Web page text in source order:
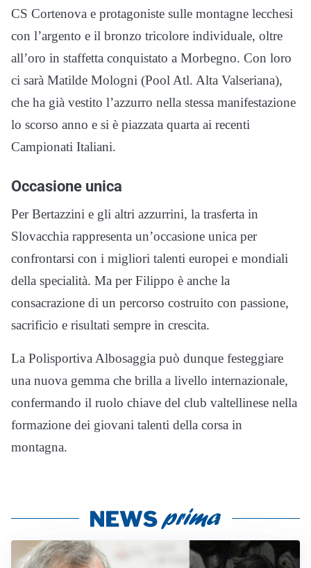
CS Cortenova e protagoniste sulle montagne lecchesi
con l’argento e il bronzo tricolore individuale, oltre
all’oro in staffetta conquistato a Morbegno. Con loro
ci sarà Matilde Mologni (Pool Atl. Alta Valseriana),
che ha già vestito l’azzurro nella stessa manifestazione
lo scorso anno e si è piazzata quarta ai recenti
Campionati Italiani.
Occasione unica
Per Bertazzini e gli altri azzurrini, la trasferta in
Slovacchia rappresenta un’occasione unica per
confrontarsi con i migliori talenti europei e mondiali
della specialità. Ma per Filippo è anche la
consacrazione di un percorso costruito con passione,
sacrificio e risultati sempre in crescita.
La Polisportiva Albosaggia può dunque festeggiare
una nuova gemma che brilla a livello internazionale,
confermando il ruolo chiave del club valtellinese nella
formazione dei giovani talenti della corsa in
montagna.